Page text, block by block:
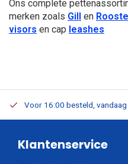
Ons complete
merken zoals Gill en
visors en cap leashes
Voor 16:00 besteld,
Klantenservice